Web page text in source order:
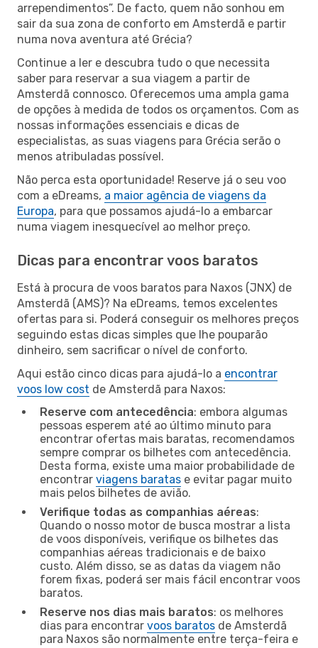
arrependimentos”. De facto, quem não sonhou em
sair da sua zona de conforto em Amsterdã e partir
numa nova aventura até Grécia?
Continue a ler e descubra tudo o que necessita
saber para reservar a sua viagem a partir de
Amsterdã connosco. Oferecemos uma ampla gama
de opções à medida de todos os orçamentos. Com as
nossas informações essenciais e dicas de
especialistas, as suas viagens para Grécia serão o
menos atribuladas possível.
Não perca esta oportunidade! Reserve já o seu voo
com a eDreams, a maior agência de viagens da
Europa, para que possamos ajudá-lo a embarcar
numa viagem inesquecível ao melhor preço.
Dicas para encontrar voos baratos
Está à procura de voos baratos para Naxos (JNX) de
Amsterdã (AMS)? Na eDreams, temos excelentes
ofertas para si. Poderá conseguir os melhores preços
seguindo estas dicas simples que lhe pouparão
dinheiro, sem sacrificar o nível de conforto.
Aqui estão cinco dicas para ajudá-lo a encontrar
voos low cost de Amsterdã para Naxos:
Reserve com antecedência: embora algumas
pessoas esperem até ao último minuto para
encontrar ofertas mais baratas, recomendamos
sempre comprar os bilhetes com antecedência.
Desta forma, existe uma maior probabilidade de
encontrar viagens baratas e evitar pagar muito
mais pelos bilhetes de avião.
Verifique todas as companhias aéreas:
Quando o nosso motor de busca mostrar a lista
de voos disponíveis, verifique os bilhetes das
companhias aéreas tradicionais e de baixo
custo. Além disso, se as datas da viagem não
forem fixas, poderá ser mais fácil encontrar voos
baratos.
Reserve nos dias mais baratos: os melhores
dias para encontrar voos baratos de Amsterdã
para Naxos são normalmente entre terça-feira e